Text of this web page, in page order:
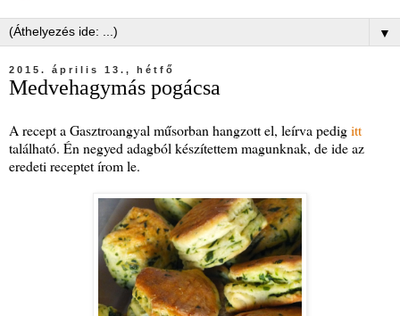
▼
2015. április 13., hétfő
Medvehagymás pogácsa
A recept a Gasztroangyal műsorban hangzott el, leírva pedigitt
található. Én negyed adagból készítettem magunknak, de ide az
eredeti receptet írom le.